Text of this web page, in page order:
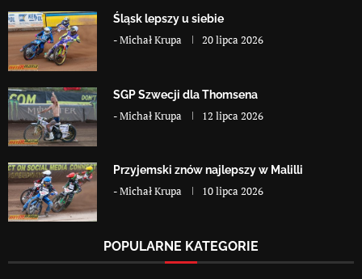
Śląsk lepszy u siebie
-Michał Krupa 20 lipca 2026
SGP Szwecji dla Thomsena
-Michał Krupa 12 lipca 2026
Przyjemski znów najlepszy w Malilli
-Michał Krupa 10 lipca 2026
POPULARNE KATEGORIE